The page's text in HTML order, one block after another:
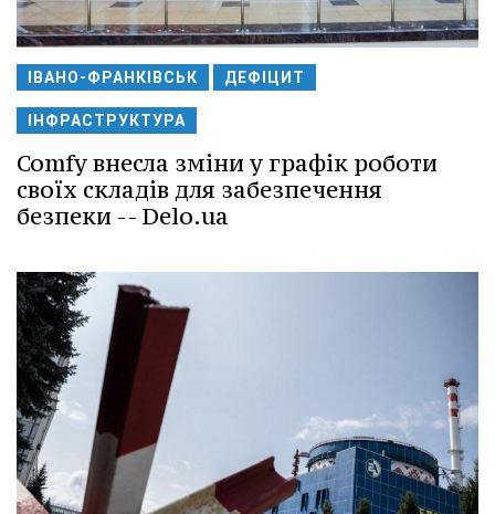
ІВАНО-ФРАНКІВСЬК ДЕФІЦИТ
ІНФРАСТРУКТУРА
Comfy внесла зміни у графік роботи
своїх складів для забезпечення
безпеки -- Delo.ua